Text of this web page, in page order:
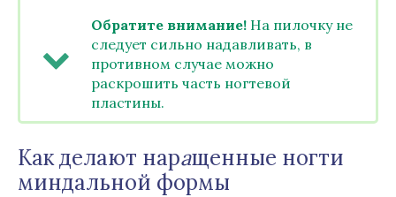
Обратите внимание! На пилочку не
следует сильно надавливать, в
противном случае можно
раскрошить часть ногтевой
пластины.
Как делают наращенные ногти
миндальной формы